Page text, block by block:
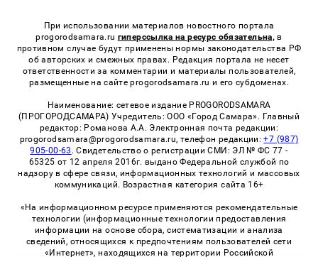
При использовании материалов новостного портала
progorodsamara.ru гиперссылка на ресурс обязательна, в
противном случае будут применены нормы законодательства РФ
об авторских и смежных правах. Редакция портала не несет
ответственности за комментарии и материалы пользователей,
размещенные на сайте progorodsamara.ru и его субдоменах.
Наименование: сетевое издание PROGORODSAMARA
(ПРОГОРОДСАМАРА) Учредитель: ООО «Город Самара». Главный
редактор: Романова А.А. Электронная почта редакции:
progorodsamara@progorodsamara.ru, телефон редакции:+7 (987)
905-00-63 . Свидетельство о регистрации СМИ: ЭЛ № ФС 77 -
65325 от 12 апреля 2016г. выдано Федеральной службой по
надзору в сфере связи, информационных технологий и массовых
коммуникаций. Возрастная категория сайта 16+
«На информационном ресурсе применяются рекомендательные
технологии (информационные технологии предоставления
информации на основе сбора, систематизации и анализа
сведений, относящихся к предпочтениям пользователей сети
«Интернет», находящихся на территории Российской